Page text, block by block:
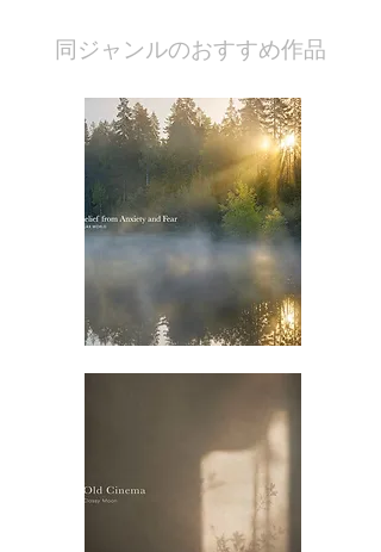
​同ジャンルのおすすめ作品